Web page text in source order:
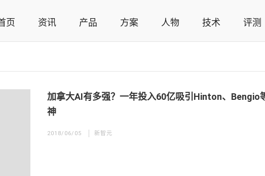
统，智能家居产品，智能家居解决方案，智能家居技术应用，智能家居行业观点，智能家
页 资讯 产品 方案 人物 技术 评测
加拿大AI有多强？一年投入60亿吸引Hinton、Bengio
神
2018/06/05 新智元